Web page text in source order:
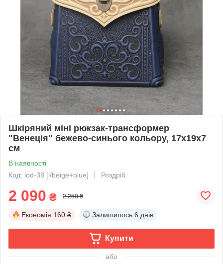
Шкіряний міні рюкзак-трансформер
"Венеція" бежево-синього кольору, 17х19х7
см
В наявності
Код: lod-38 [l/beige+blue]
Роздріб
2 090 ₴ 2 250 ₴
Економія 160 ₴ Залишилось 6 днів
Купити
або